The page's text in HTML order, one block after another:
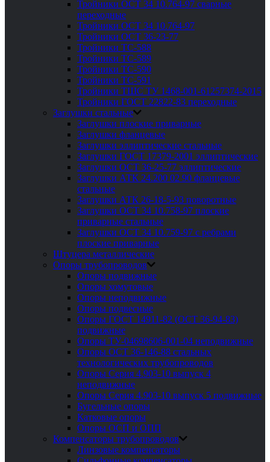
Тройники ОСТ 34 10.764-97 сварные
переходные
Тройники ОСТ 34 10.764-97
Тройники ОСТ 36-23-77
Тройники ТС-588
Тройники ТС-589
Тройники ТС-590
Тройники ТС-591
Тройники ТШС ТУ 1468-001-61257374-2015
Тройники ГОСТ 22822-83 переходные
Заглушки стальные
Заглушки плоские приварные
Заглушки фланцевые
Заглушки эллиптические стальные
Заглушки ГОСТ 17379-2001 эллиптические
Заглушки ОСТ 36-25-77 эллиптические
Заглушки АТК 24.200 02 90 фланцевые
стальные
Заглушки АТК 26-18-5-93 поворотные
Заглушки ОСТ 34 10.758-97 плоские
приварные стальные
Заглушки ОСТ 34 10.759-97 с ребрами
плоские приварные
Штуцера металлические
Опоры трубопроводов
Опоры подвижные
Опоры хомутовые
Опоры неподвижные
Опоры подвесные
Опоры ГОСТ 14911-82 (ОСТ 36-94-83)
подвижные
Опоры ТУ-04698606-001-04 неподвижные
Опоры ОСТ 36-146-88 стальных
технологических трубопроводов
Опоры Серия 4.903-10 выпуск 4
неподвижные
Опоры Серия 4.903-10 выпуск 5 подвижные
Бугельные опоры
Катковые опоры
Опоры ОСП и ОПП
Компенсаторы трубопроводов
Линзовые компенсаторы